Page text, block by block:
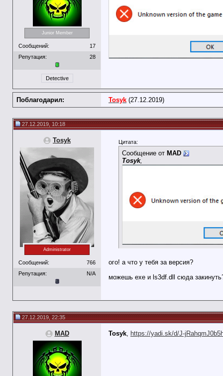
Junior Member
Сообщений:
17
Репутация:
28
Detective
Поблагодарил: Tosyk (27.12.2019)
27.12.2019, 10:18
Tosyk
Administrator
Сообщений:
766
Репутация:
N/A
Цитата:
Сообщение от MAD
Tosyk,
ого! а что у тебя за версия?
можешь exe и ls3df.dll сюда
27.12.2019, 22:35
MAD Tosyk, https://yadi.sk/d/J-